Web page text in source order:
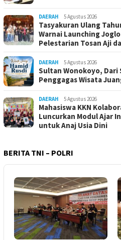
DAERAH 5 Agustus 2026
Tasyakuran Ulang
Warnai Launching
Pelestarian Tosan Aji
DAERAH 5 Agustus 2026
Sultan Wonokoyo, Dari
Penggagas Wisata
DAERAH 5 Agustus 2026
Mahasiswa KKN
Luncurkan Modul Ajar
untuk Anaj Usia Dini
BERITA TNI – POLRI